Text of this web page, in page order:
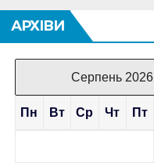
АРХІВИ
Серпень 2026
Пн Вт Ср Чт Пт